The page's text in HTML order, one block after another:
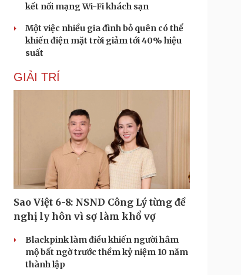
kết nối mạng Wi-Fi khách sạn
Một việc nhiều gia đình bỏ quên có thể
khiến điện mặt trời giảm tới 40% hiệu
suất
GIẢI TRÍ
Sao Việt 6-8: NSND Công Lý từng đề
nghị ly hôn vì sợ làm khổ vợ
Blackpink làm điều khiến người hâm
mộ bất ngờ trước thềm kỷ niệm 10 năm
thành lập